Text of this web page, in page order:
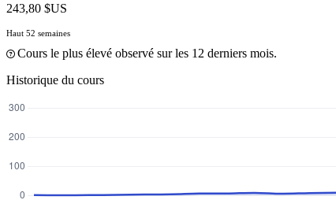
243,80 $US
Haut 52 semaines
Cours le plus élevé observé sur les 12 derniers mois.
Historique du cours